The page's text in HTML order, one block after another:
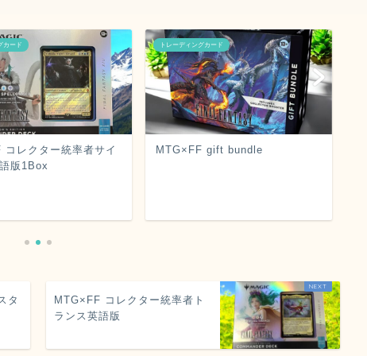
カード
コレクター統率者サイ
版1Box
トレーディングカード
MTG×FF gift bundle
タ
MTG×FF コレクター統率者ト
ランス英語版